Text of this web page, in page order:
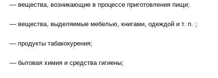
— вещества, возникающие в процессе приготовления пищи;
— вещества, выделяемые мебелью, книгами, одеждой и т. п. ;
— продукты табакокурения;
— бытовая химия и средства гигиены;